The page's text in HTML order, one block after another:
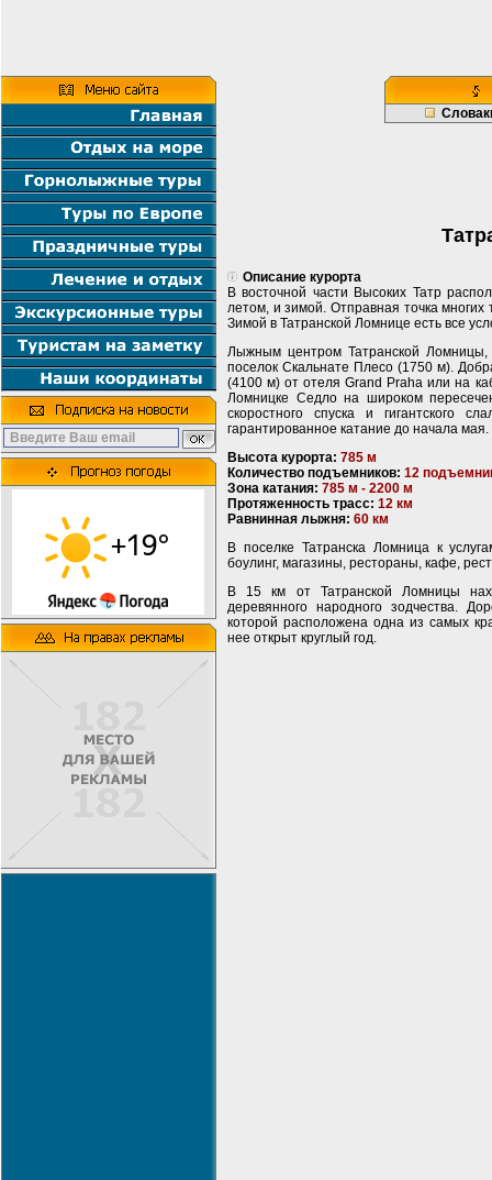
Описание курорта
В восточной части Высоких Татр
летом, и зимой. Отправная точка
Зимой в Татранской Ломнице есть все
Лыжным центром Татранской
поселок Скальнате Плесо (1750 м).
(4100 м) от отеля Grand Praha или на
Ломницке Седло на широком
скоростного спуска и гигантского
гарантированное катание до начала мая.
Высота курорта: 785 м
Количество подъемников: 12
Зона катания: 785 м - 2200 м
Протяженность трасс: 12 км
Равнинная лыжня: 60 км
В поселке Татранска Ломница к
боулинг, магазины, рестораны, кафе,
В 15 км от Татранской Ломницы
деревянного народного зодчества.
которой расположена одна из самых
нее открыт круглый год.